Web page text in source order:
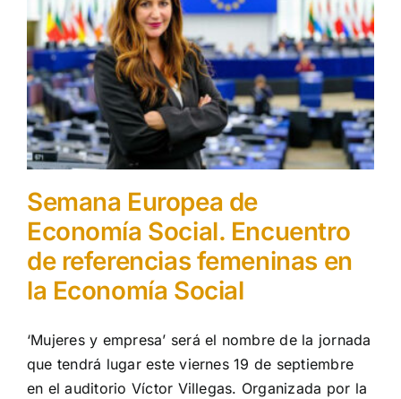
Semana Europea de
Economía Social. Encuentro
de referencias femeninas en
la Economía Social
‘Mujeres y empresa’ será el nombre de la jornada
que tendrá lugar este viernes 19 de septiembre
en el auditorio Víctor Villegas. Organizada por la